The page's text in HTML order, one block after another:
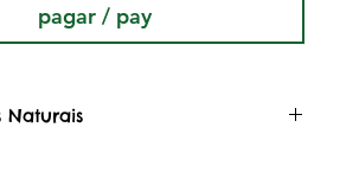
pagar / pay
Naturais